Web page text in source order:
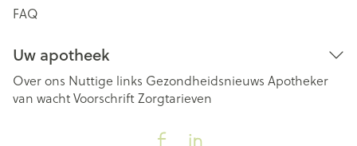
FAQ
Uw apotheek
Over ons Nuttige links Gezondheidsnieuws Apotheker
van wachtVoorschriftZorgtarieven